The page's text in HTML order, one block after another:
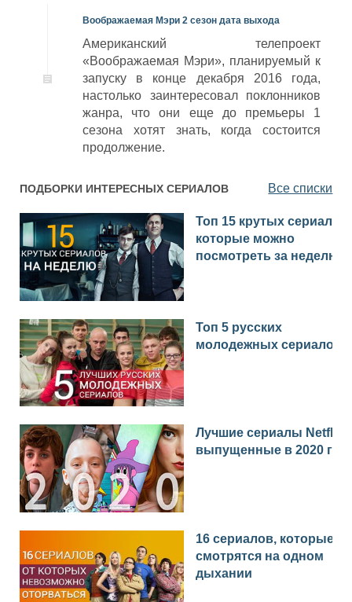
Воображаемая Мэри 2 сезон дата выхода
Американский телепроект
«Воображаемая Мэри», планируемый к
запуску в конце декабря 2016 года,
настолько заинтересовал поклонников
жанра, что они еще до премьеры 1
сезона хотят знать, когда состоится
продолжение.
ПОДБОРКИ ИНТЕРЕСНЫХ СЕРИАЛОВ Все списки
Топ 15 крутых сериалов,
которые можно
посмотреть за неделю
Топ 5 русских
молодежных сериалов
Лучшие сериалы Netflix
выпущенные в 2020
16 сериалов, которые
смотрятся на одном
дыхании